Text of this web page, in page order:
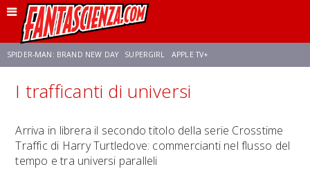
SPIDER-MAN: BRAND NEW DAY SUPERGIRL APPLE TV+
FRANCO RICCIARDIELLO ZENDAYA STAR TREK AVENGERS: DOOMSDAY
NETFLIX SADIE SINK STAR TREK: STRANGE NEW WORLDS
I trafficanti di universi
Arriva in librera il secondo titolo della serie Crosstime
Traffic di Harry Turtledove: commercianti nel flusso del
tempo e tra universi paralleli